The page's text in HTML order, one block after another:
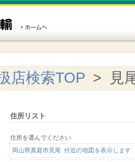
店検索TOP > 見
住所リスト
住所を選んでください
岡山県真庭市見尾 付近の地図を表示します